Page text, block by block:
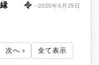
因縁 令 -2020年6月25日
次へ › 全て表示